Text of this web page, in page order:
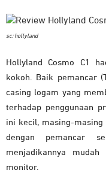
sc: hollyland
Hollyland Cosmo C1
kokoh. Baik pemancar
casing logam yang
terhadap penggunaan
ini kecil, masing-
dengan pemancar
menjadikannya
monitor.